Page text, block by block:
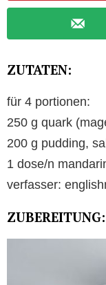
ZUTATEN:
für 4 portionen:
250 g quark
200 g pudding,
1 dose/n
verfasser:
ZUBEREITUNG: